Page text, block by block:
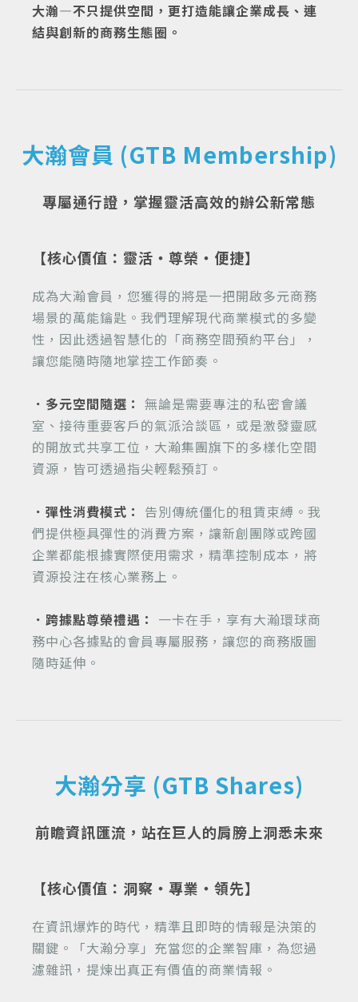
大瀚—不只提供空間，更打造能讓企業成長、連
結與創新的商務生態圈。
大瀚會員 (GTB Membership)
專屬通行證，掌握靈活高效的辦公新常態
【核心價值：靈活・尊榮・便捷】
成為大瀚會員，您獲得的將是一把開啟多元商務
場景的萬能鑰匙。我們理解現代商業模式的多變
性，因此透過智慧化的「商務空間預約平台」，
讓您能隨時隨地掌控工作節奏。
．多元空間隨選： 無論是需要專注的私密會議
室、接待重要客戶的氣派洽談區，或是激發靈感
的開放式共享工位，大瀚集團旗下的多樣化空間
資源，皆可透過指尖輕鬆預訂。
．彈性消費模式： 告別傳統僵化的租賃束縛。我
們提供極具彈性的消費方案，讓新創團隊或跨國
企業都能根據實際使用需求，精準控制成本，將
資源投注在核心業務上。
．跨據點尊榮禮遇： 一卡在手，享有大瀚環球商
務中心各據點的會員專屬服務，讓您的商務版圖
隨時延伸。
大瀚分享 (GTB Shares)
前瞻資訊匯流，站在巨人的肩膀上洞悉未來
【核心價值：洞察・專業・領先】
在資訊爆炸的時代，精準且即時的情報是決策的
關鍵。「大瀚分享」充當您的企業智庫，為您過
濾雜訊，提煉出真正有價值的商業情報。